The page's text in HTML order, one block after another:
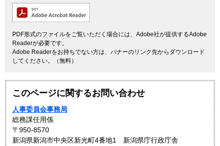
PDF形式のファイルをご覧いただく場合には、Adobe社が提供するAdobe
Readerが必要です。
Adobe Readerをお持ちでない方は、バナーのリンク先からダウンロード
してください。（無料）
このページに関するお問い合わせ
人事委員会事務局
総務課任用係
〒950-8570
新潟県新潟市中央区新光町4番地1 新潟県庁行政庁舎